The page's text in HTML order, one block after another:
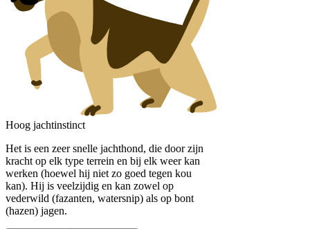
Hoog jachtinstinct
Het is een zeer snelle jachthond, die door zijn
kracht op elk type terrein en bij elk weer kan
werken (hoewel hij niet zo goed tegen kou
kan). Hij is veelzijdig en kan zowel op
vederwild (fazanten, watersnip) als op bont
(hazen) jagen.